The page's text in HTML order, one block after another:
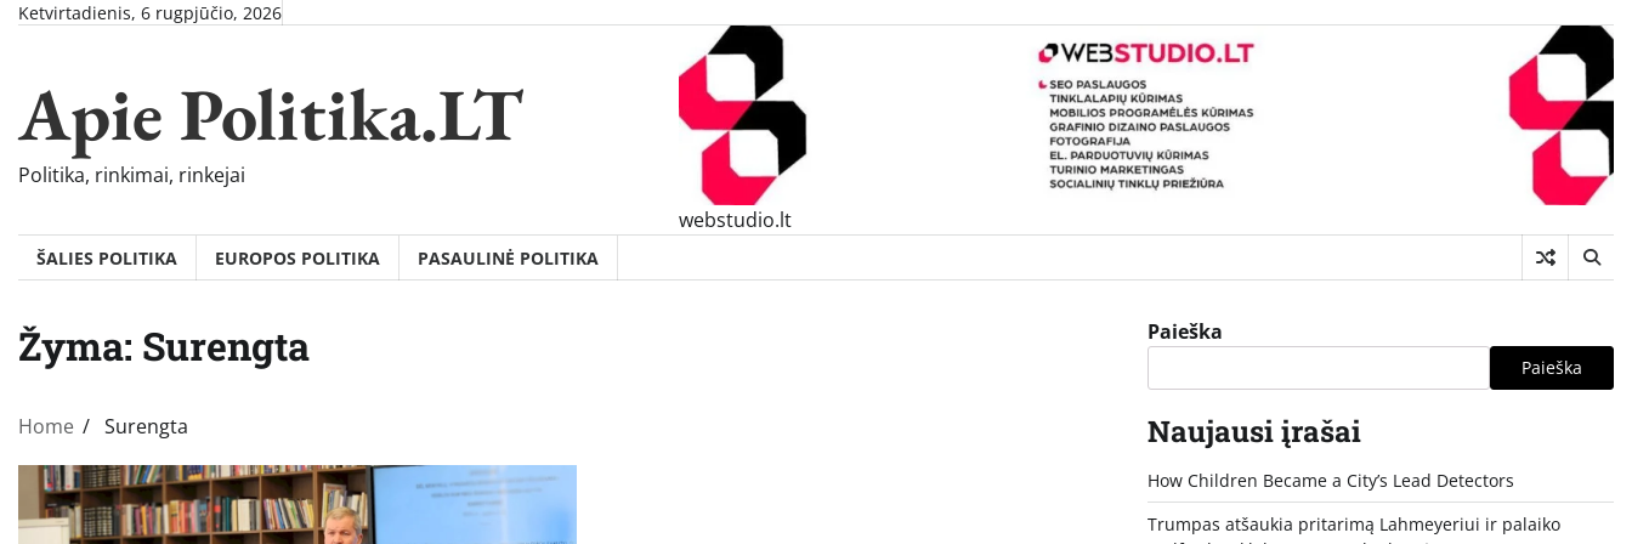
SkipKetvirtadienis, 6 rugpjūčio, 2026
Apie Politika.LT
Politika, rinkimai, rinkejai
webstudio.lt
ŠALIES POLITIKA EUROPOS POLITIKA PASAULINĖ POLITIKA
Žyma: Surengta
Home Surengta
Paieška
Paieška
Naujausi įrašai
How Children Became a City’s Lead Detectors
Trumpas atšaukia pritarimą Lahmeyeriui ir palaiko